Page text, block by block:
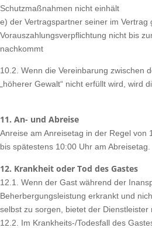
Schutzmaßnahmen nicht einhält
e) der Vertragspartner seiner im Vertrag
Vorauszahlungsverpflichtung nicht bis
nachkommt
10.2. Wenn die Vereinbarung zwischen
„höherer Gewalt“ nicht erfüllt wird, wird
11. An- und Abreise
Anreise am Anreisetag in der Regel von
bis spätestens 10:00 Uhr am Abreisetag.
12. Krankheit oder Tod des Gastes
12.1. Wenn der Gast während der
Beherbergungsleistung erkrankt und
selbst zu sorgen, bietet der Dienstleister
12.2. Im Krankheits-/Todesfall des